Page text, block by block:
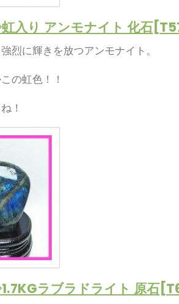
入り アンモナイト 化石
烈に輝きを放つアンモナイト。
の虹色！！
！
ラブラドライト 原石